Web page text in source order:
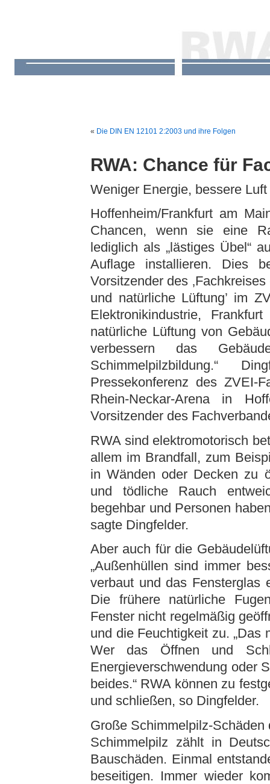
« Die DIN EN 12101 2:2003 und ihre Folgen
RWA: Chance für
Weniger Energie, bessere
Hoffenheim/Frankfurt am
Chancen, wenn sie eine
lediglich als „lästiges Übel“
Auflage installieren. Dies
Vorsitzender des
und natürliche Lüftung’ im
Elektronikindustrie,
natürliche Lüftung von
verbessern das
Schimmelpilzbildung.“
Pressekonferenz des ZVEI-
Rhein-Neckar-Arena in
Vorsitzender des
RWA sind elektromotorisch
allem im Brandfall, zum
in Wänden oder Decken zu
und tödliche Rauch
begehbar und Personen
sagte Dingfelder.
Aber auch für die
„Außenhüllen sind immer
verbaut und das Fensterglas
Die frühere natürliche
Fenster nicht regelmäßig
und die Feuchtigkeit zu. „Das
Wer das Öffnen und
Energieverschwendung oder
beides.“ RWA können zu
und schließen, so Dingfelder.
Große Schimmelpilz-Schäden
Schimmelpilz zählt in
Bauschäden. Einmal
beseitigen. Immer wieder